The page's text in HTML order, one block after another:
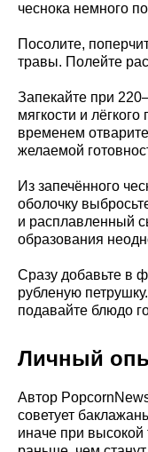
чеснока немного
Посолите,
травы. Полейте
Запекайте при
мягкости и
временем
желаемой
Из запечённого
оболочку
и расплавленный
образования
Сразу добавьте в
рубленую
подавайте блюдо
Личный
Автор
советует
иначе при высокой